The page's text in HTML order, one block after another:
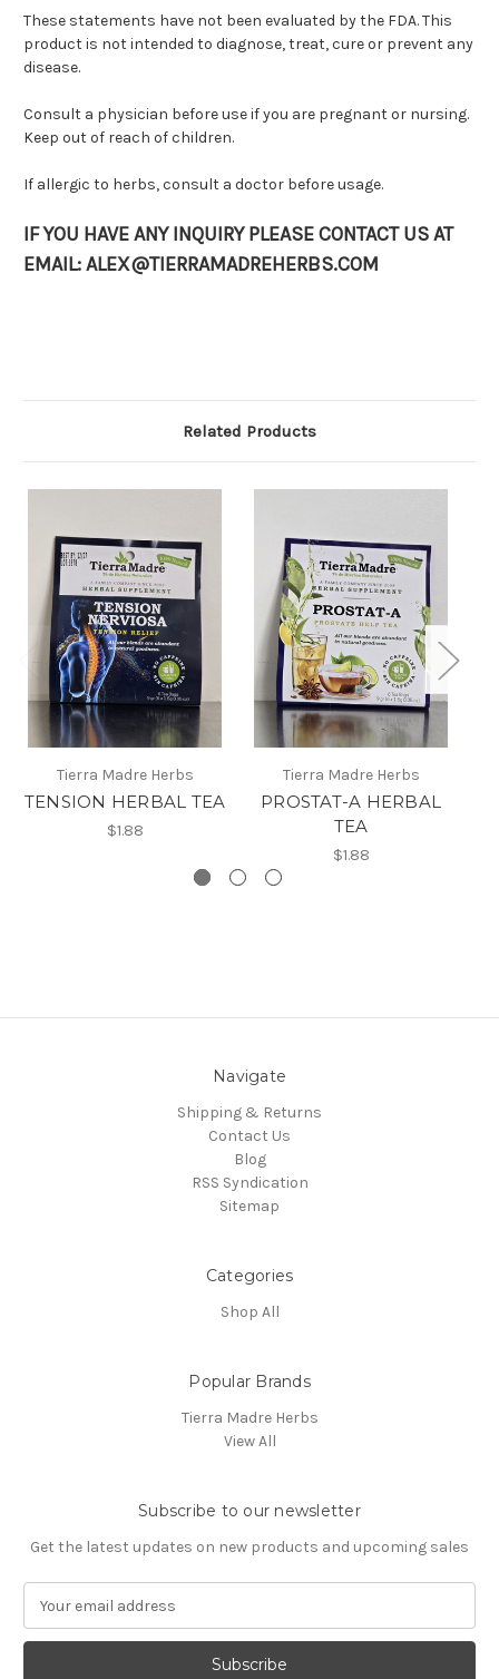
These statements have not been evaluated by the FDA. This
product is not intended to diagnose, treat, cure or prevent any
disease.
Consult a physician before use if you are pregnant or nursing.
Keep out of reach of children.
If allergic to herbs, consult a doctor before usage.
IF YOU HAVE ANY INQUIRY PLEASE CONTACT US AT
EMAIL: ALEX@TIERRAMADREHERBS.COM
Related Products
Tierra Madre Herbs
TENSION HERBAL TEA
$1.88
Tierra Madre Herbs
PROSTAT-A HERBAL
TEA
$1.88
Navigate
Shipping & Returns
Contact Us
Blog
RSS Syndication
Sitemap
Categories
Shop All
Popular Brands
Tierra Madre Herbs
View All
Subscribe to our newsletter
Get the latest updates on new products and upcoming sales
a